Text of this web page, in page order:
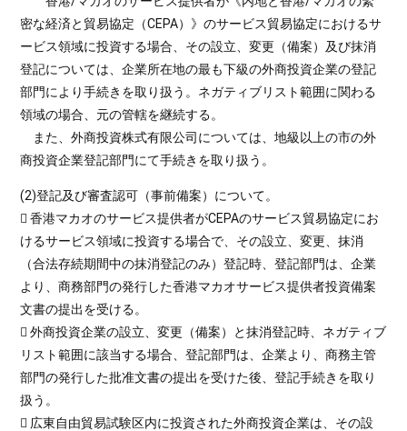
密な経済と貿易協定（CEPA）》のサービス貿易協定におけるサ
ービス領域に投資する場合、その設立、変更（備案）及び抹消
登記については、企業所在地の最も下級の外商投資企業の登記
部門により手続きを取り扱う。ネガティブリスト範囲に関わる
領域の場合、元の管轄を継続する。
また、外商投資株式有限公司については、地級以上の市の外
商投資企業登記部門にて手続きを取り扱う。
(2)登記及び審査認可（事前備案）について。
 香港マカオのサービス提供者がCEPAのサービス貿易協定にお
けるサービス領域に投資する場合で、その設立、変更、抹消
（合法存続期間中の抹消登記のみ）登記時、登記部門は、企業
より、商務部門の発行した香港マカオサービス提供者投資備案
文書の提出を受ける。
 外商投資企業の設立、変更（備案）と抹消登記時、ネガティブ
リスト範囲に該当する場合、登記部門は、企業より、商務主管
部門の発行した批准文書の提出を受けた後、登記手続きを取り
扱う。
 広東自由貿易試験区内に投資された外商投資企業は、その設